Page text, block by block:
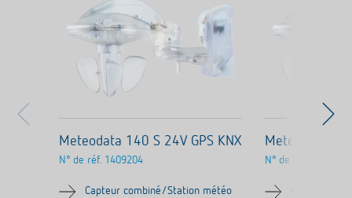
Meteodata 140 S 24V GPS KNX
N° de réf. 1409204
Capteur combiné/Station météo
Meteodata
N° de réf.